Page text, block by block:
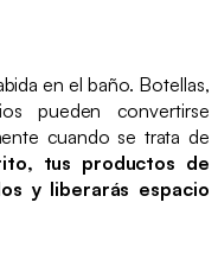
en el baño. Botellas,
pueden convertirse
cuando se trata de
tus productos de
y liberarás espacio